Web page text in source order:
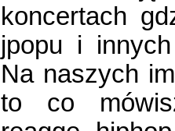
koncertach
jpopu i
Na naszych
to co